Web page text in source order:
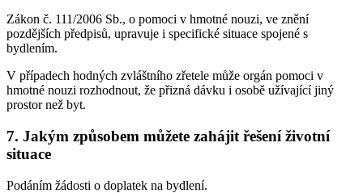
Zákon č. 111/2006 Sb., o pomoci v hmotné nouzi, ve znění
pozdějších předpisů, upravuje i specifické situace spojené s
bydlením.
V případech hodných zvláštního zřetele může orgán pomoci v
hmotné nouzi rozhodnout, že přizná dávku i osobě užívající jiný
prostor než byt.
7. Jakým způsobem můžete zahájit řešení životní
situace
Podáním žádosti o doplatek na bydlení.